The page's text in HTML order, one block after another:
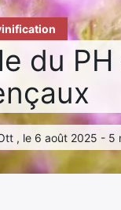
du
, le 6 août 2025 - 5